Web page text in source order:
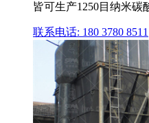
皆可生产1250目纳米碳
联系电话: 180 3780 8511